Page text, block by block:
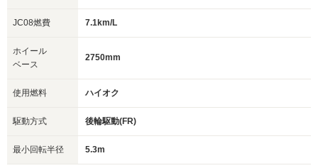
JC08燃費 7.1km/L
ホイール
ベース
2750mm
使用燃料 ハイオク
駆動方式 後輪駆動(FR)
最小回転半径 5.3m